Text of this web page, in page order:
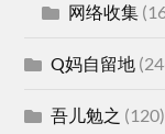
网络收集
Q妈自留地
吾儿勉之 (120)